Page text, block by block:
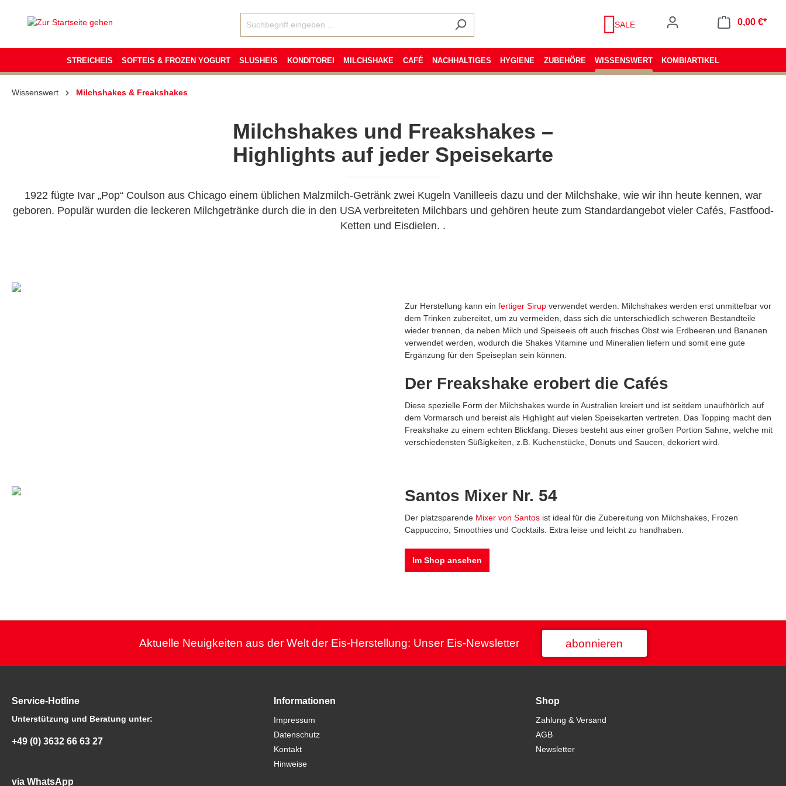
SALE
0,00 €*
STREICHEIS SOFTEIS & FROZEN YOGURT SLUSHEIS KONDITOREI MILCHSHAKE CAFÉ NACHHALTIGES HYGIENE ZUBEHÖRE WISSENSWERT KOMBIARTIKEL
Wissenswert Milchshakes & Freakshakes
Milchshakes und Freakshakes –
Highlights auf jeder Speisekarte
1922 fügte Ivar „Pop“ Coulson aus Chicago einem üblichen Malzmilch-Getränk zwei Kugeln Vanilleeis dazu und der Milchshake, wie wir ihn heute kennen, war
geboren. Populär wurden die leckeren Milchgetränke durch die in den USA verbreiteten Milchbars und gehören heute zum Standardangebot vieler Cafés, Fastfood-
Ketten und Eisdielen. .
Zur Herstellung kann ein fertiger Sirup verwendet werden. Milchshakes werden erst unmittelbar vor
dem Trinken zubereitet, um zu vermeiden, dass sich die unterschiedlich schweren Bestandteile
wieder trennen, da neben Milch und Speiseeis oft auch frisches Obst wie Erdbeeren und Bananen
verwendet werden, wodurch die Shakes Vitamine und Mineralien liefern und somit eine gute
Ergänzung für den Speiseplan sein können.
Der Freakshake erobert die Cafés
Diese spezielle Form der Milchshakes wurde in Australien kreiert und ist seitdem unaufhörlich auf
dem Vormarsch und bereist als Highlight auf vielen Speisekarten vertreten. Das Topping macht den
Freakshake zu einem echten Blickfang. Dieses besteht aus einer großen Portion Sahne, welche mit
verschiedensten Süßigkeiten, z.B. Kuchenstücke, Donuts und Saucen, dekoriert wird.
Santos Mixer Nr. 54
Der platzsparende Mixer von Santos ist ideal für die Zubereitung von Milchshakes, Frozen
Cappuccino, Smoothies und Cocktails. Extra leise und leicht zu handhaben.
Im Shop ansehen
Aktuelle Neuigkeiten aus der Welt der Eis-Herstellung: Unser Eis-Newsletter abonnieren
Service-Hotline
Unterstützung und Beratung unter:
+49 (0) 3632 66 63 27
via WhatsApp
Informationen
Impressum
Datenschutz
Kontakt
Hinweise
Shop
Zahlung & Versand
AGB
Newsletter